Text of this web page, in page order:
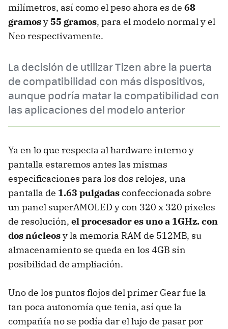
milímetros, así como el peso ahora es de 68
gramosy55 gramos, para el modelo normal y el
Neo respectivamente.
La decisión de utilizar Tizen abre la puerta
de compatibilidad con más dispositivos,
aunque podría matar la compatibilidad con
las aplicaciones del modelo anterior
Ya en lo que respecta al hardware interno y
pantalla estaremos antes las mismas
especificaciones para los dos relojes, una
pantalla de 1.63 pulgadasconfeccionada sobre
un panel superAMOLED y con 320 x 320 pixeles
de resolución, el procesador es uno a 1GHz. con
dos núcleosy la memoria RAM de 512MB, su
almacenamiento se queda en los 4GB sin
posibilidad de ampliación.
Uno de los puntos flojos del primer Gear fue la
tan poca autonomía que tenia, así que la
compañía no se podía dar el lujo de pasar por